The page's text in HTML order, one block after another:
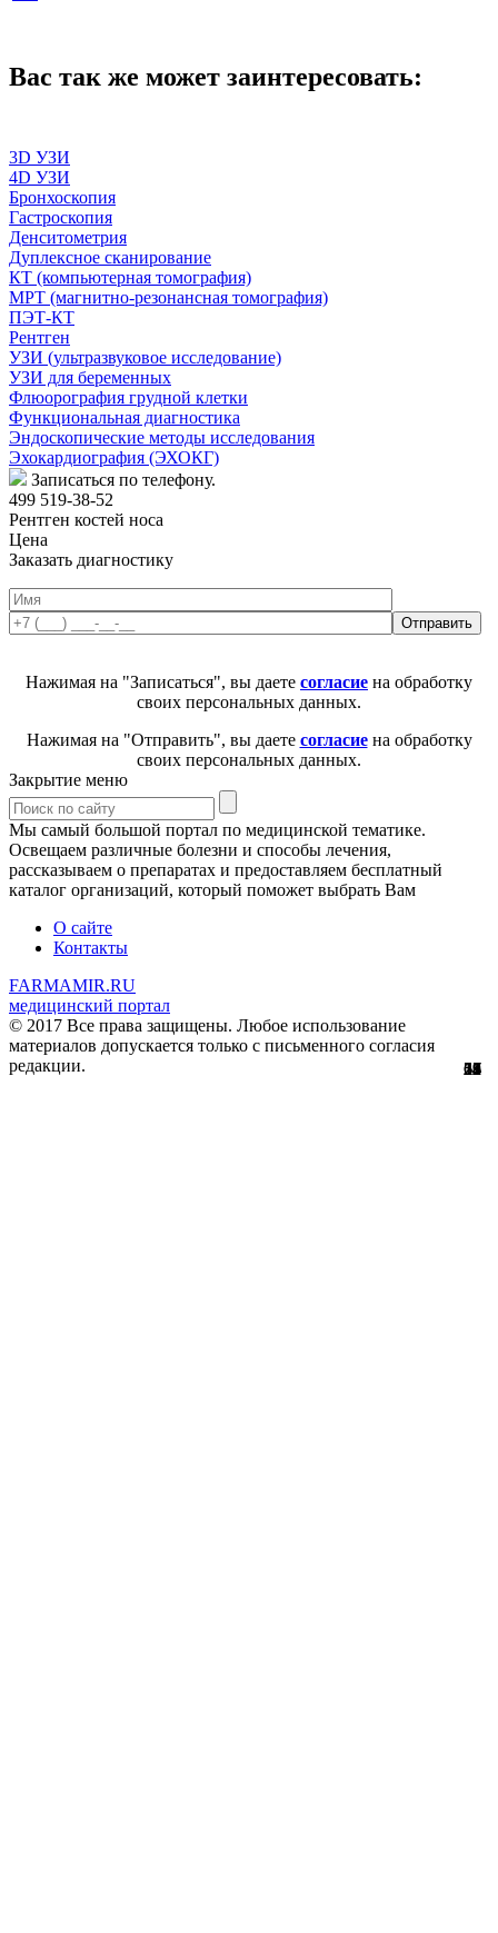
Вас так же может заинтересовать:
28
3D УЗИ
22
4D УЗИ
2
Бронхоскопия
24
Гастроскопия
7
Денситометрия
11
Дуплексное сканирование
51
КТ (компьютерная томография)
56
МРТ (магнитно-резонансная томография)
2
ПЭТ-КТ
29
Рентген
61
УЗИ (ультразвуковое исследование)
3
УЗИ для беременных
4
Флюорография грудной клетки
12
Функциональная диагностика
8
Эндоскопические методы исследования
67
Эхокардиография (ЭХОКГ)
Записаться по телефону.
499 519-38-52
Рентген костей носа
Цена
Заказать диагностику
Нажимая на "Записаться", вы даете согласие на обработку
своих персональных данных.
Нажимая на "Отправить", вы даете согласиена обработку
своих персональных данных.
Закрытие меню
Мы самый большой портал по медицинской тематике.
Освещаем различные болезни и способы лечения,
рассказываем о препаратах и предоставляем бесплатный
каталог организаций, который поможет выбрать Вам
О сайте
Контакты
FARMAMIR.RU
медицинский портал
© 2017 Все права защищены. Любое использование
материалов допускается только с письменного согласия
редакции.